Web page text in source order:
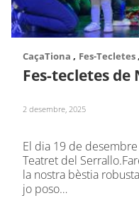
CaçaTiona , Fes-Tecletes,
Fes-tecletes de
2 desembre, 2025
El dia 19 de
Teatret del
la nostra bèstia
jo poso…